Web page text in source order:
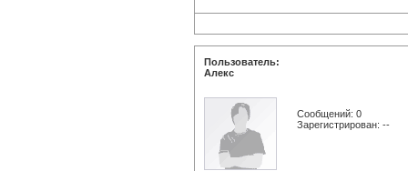
Пользователь:
Алекс
Сообщений: 0
Зарегистрирован: --